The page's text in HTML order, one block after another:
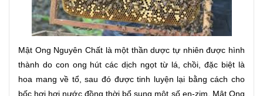
Mật Ong Nguyên Chất là một thần dược tự nhiên được hình
thành do con ong hút các dịch ngọt từ lá, chồi, đặc biệt là
hoa mang về tổ, sau đó được tinh luyện lại bằng cách cho
bốc hơi hơi nước đồng thời bổ sung một số en-zim. Mật Ong